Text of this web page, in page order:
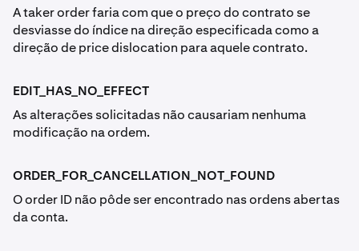
A taker order faria com que o preço do contrato se
desviasse do índice na direção especificada como a
direção de price dislocation para aquele contrato.
EDIT_HAS_NO_EFFECT
As alterações solicitadas não causariam nenhuma
modificação na ordem.
ORDER_FOR_CANCELLATION_NOT_FOUND
O order ID não pôde ser encontrado nas ordens abertas
da conta.